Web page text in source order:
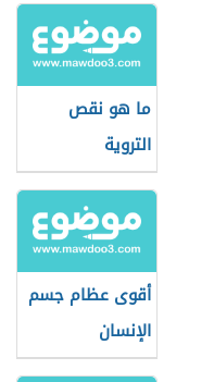
ما هو نقص
التروية
أقوى عظام جسم
الإنسان